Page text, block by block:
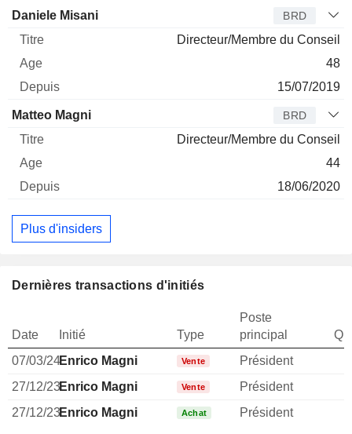
Daniele Misani BRD
Directeur/Membre du Conseil
48
15/07/2019
Matteo Magni BRD
Directeur/Membre du Conseil
44
18/06/2020
Plus d'insiders
Dernières transactions d'initiés
Date Initié Type
Poste
principal
07/03/24Enrico Magni Vente Président
27/12/23Enrico Magni Vente Président
27/12/23Enrico Magni Achat Président